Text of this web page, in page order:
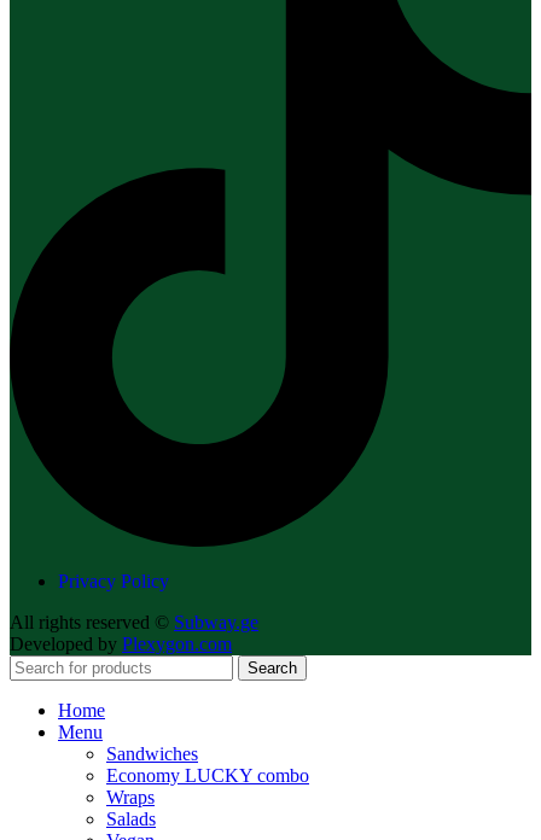
Privacy Policy
All rights reserved © Subway.ge
Developed by Plexygon.com
Search
Home
Menu
Sandwiches
Economy LUCKY combo
Wraps
Salads